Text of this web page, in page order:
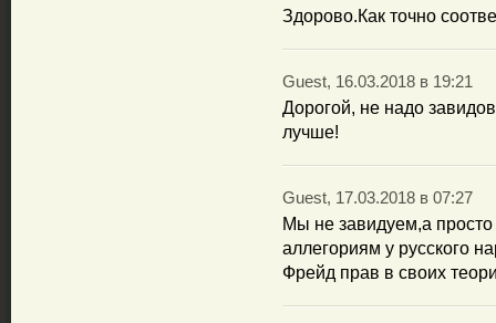
Здорово.Как точно
Guest, 16.03.2018 в 19:21
Дорогой, не надо
лучше!
Guest, 17.03.2018 в 07:27
Мы не завидуем,а
аллегориям у русского
Фрейд прав в своих